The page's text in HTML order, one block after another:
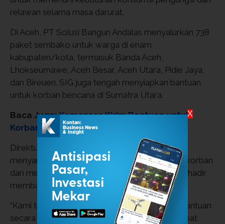
relawan selama masa darurat.
Di Aceh, PT Solusi Bangun Andalas menyalurkan 738
paket sembako untuk warga di enam
kabupaten/kota, termasuk Banda Aceh,
Lhokseumawe, Aceh Besar, Aceh Utara, Pidie Jaya,
dan Bireuen. SIG juga tengah menyiapkan bantuan
untuk korban bencana di Sumatra Utara.
Baca Juga:Kemensos Kirim Bantuan untuk
Korban Banjir di Bali
Direktur Utama SIG, Indrieffouny Indra,
menyampaikan duka mendalam atas jatuhnya korban
dan menegaskan komitmen perusahaan untuk hadir
membantu masyarakat.
“Kami terus mengoptimalkan pendistribusian bantuan
secara merata dan tepat sasaran, sehingga dapat
X